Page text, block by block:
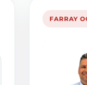
FARRAY